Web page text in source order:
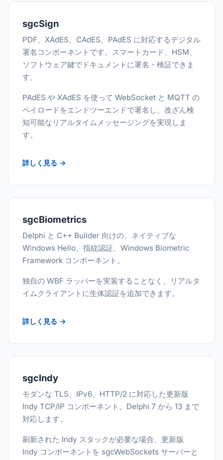
sgcSign
PDF、XAdES、CAdES、PAdES に対応するデジタル
署名コンポーネントです。スマートカード、HSM、
ソフトウェア鍵でドキュメントに署名・検証できま
す。
PAdES や XAdES を使って WebSocket と MQTT の
ペイロードをエンドツーエンドで署名し、改ざん検
知可能なリアルタイムメッセージングを実現しま
す。
詳しく見る →
sgcBiometrics
Delphi と C++ Builder 向けの、ネイティブな
Windows Hello、指紋認証、Windows Biometric
Framework コンポーネント。
独自の WBF ラッパーを実装することなく、リアルタ
イムクライアントに生体認証を追加できます。
詳しく見る →
sgcIndy
モダンな TLS、IPv6、HTTP/2 に対応した更新版
Indy TCP/IP コンポーネント。Delphi 7 から 13 まで
対応します。
刷新された Indy スタックが必要な場合、更新版
Indy コンポーネントを sgcWebSockets サーバーと